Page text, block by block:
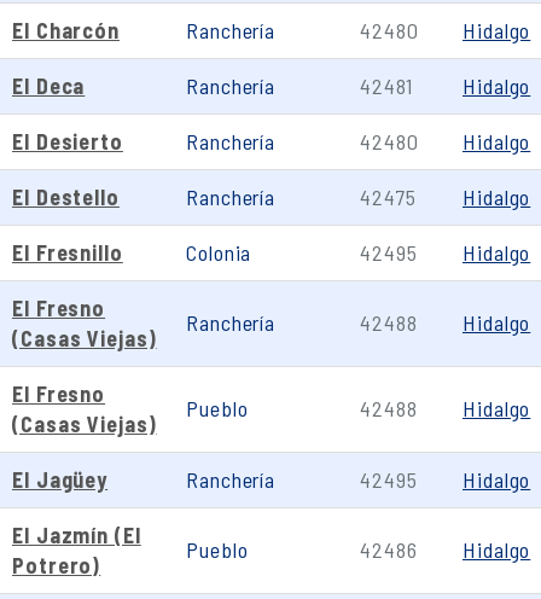
El Charcón Ranchería 42480 Hidalgo
El Deca Ranchería 42481 Hidalgo
El Desierto Ranchería 42480 Hidalgo
El Destello Ranchería 42475 Hidalgo
El Fresnillo Colonia 42495 Hidalgo
El Fresno
(Casas Viejas)
Ranchería 42488 Hidalgo
El Fresno
(Casas Viejas)
Pueblo 42488 Hidalgo
El Jagüey Ranchería 42495 Hidalgo
El Jazmín (El
Potrero)
Pueblo 42486 Hidalgo